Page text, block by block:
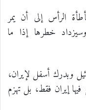
الرأس إلى أن يمر
خطرها إذا ما
وبدرك أسفل لإيران،
إيران فقط، بل تهزم